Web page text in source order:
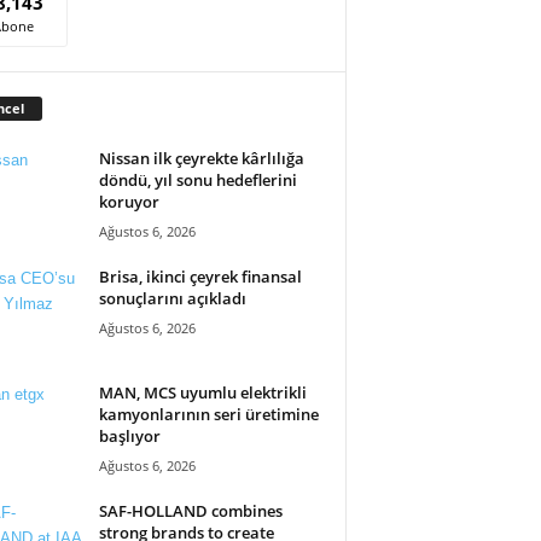
Nissan ilk çeyrekte kârlılığa
döndü, yıl sonu hedeflerini
koruyor
Ağustos 6, 2026
Brisa, ikinci çeyrek finansal
sonuçlarını açıkladı
Ağustos 6, 2026
MAN, MCS uyumlu elektrikli
kamyonlarının seri üretimine
başlıyor
Ağustos 6, 2026
SAF-HOLLAND combines
strong brands to create